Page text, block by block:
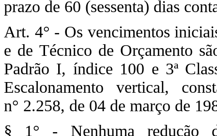
prazo de 60 (sessenta) dias
Art. 4° - Os vencimentos
e de Técnico de Orçamento
Padrão I, índice 100 e 3ª
Escalonamento vertical,
n° 2.258, de 04 de março de
§ 1° - Nenhuma redução